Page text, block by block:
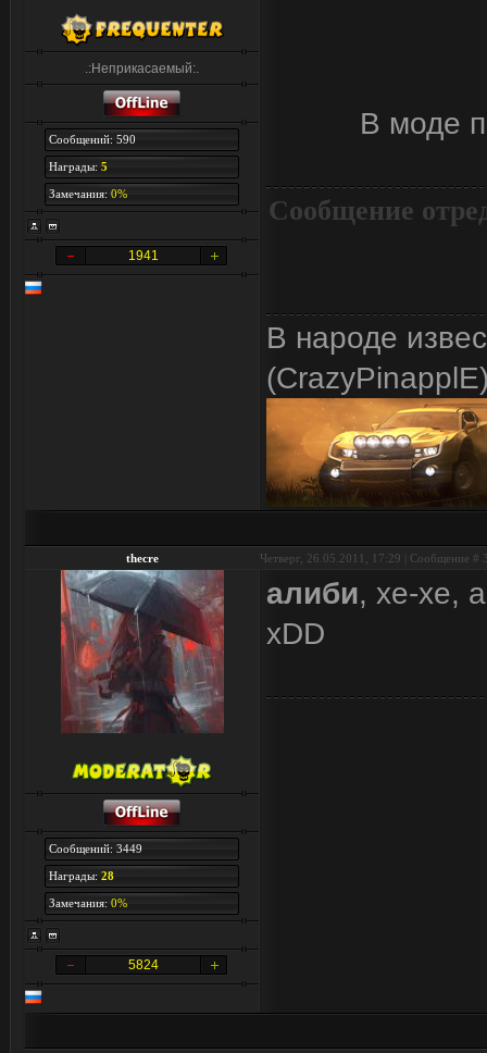
.:Неприкасаемый:.
Сообщений: 590
Награды: 5
Замечания: 0%
1941
В моде
Сообщение
В народе
thecre Четверг, 26.05.2011, 17:29 | Сообщение #
Сообщений: 3449
Награды: 28
Замечания: 0%
5824
алиби, хе-хе,
xDD